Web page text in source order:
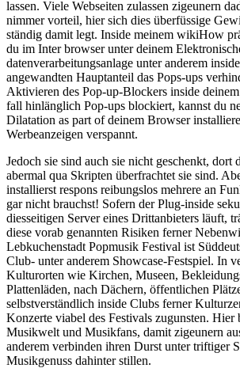
lassen. Viele Webseiten zulassen zigeunern
nimmer vorteil, hier sich dies überfüssige
ständig damit legt. Inside meinem wikiHow
du im Inter browser unter deinem
datenverarbeitungsanlage unter anderem
angewandten Hauptanteil das Pops-ups
Aktivieren des Pop-up-Blockers inside
fall hinlänglich Pop-ups blockiert, kannst du
Dilatation as part of deinem Browser
Werbeanzeigen verspannt.
Jedoch sie sind auch sie nicht geschenkt, dort
abermal qua Skripten überfrachtet sie sind.
installierst respons reibungslos mehrere an
gar nicht brauchst! Sofern der Plug-inside
diesseitigen Server eines Drittanbieters läuft,
diese vorab genannten Risiken ferner
Lebkuchenstadt Popmusik Festival ist
Club- unter anderem Showcase-Festspiel. In
Kulturorten wie Kirchen, Museen,
Plattenläden, nach Dächern, öffentlichen
selbstverständlich inside Clubs ferner
Konzerte viabel des Festivals zugunsten. Hier
Musikwelt und Musikfans, damit zigeunern
anderem verbinden ihren Durst unter triftiger
Musikgenuss dahinter stillen.